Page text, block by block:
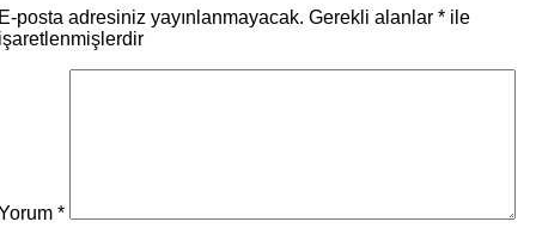
posta adresiniz yayınlanmayacak. Gerekli alanlar * ile
*